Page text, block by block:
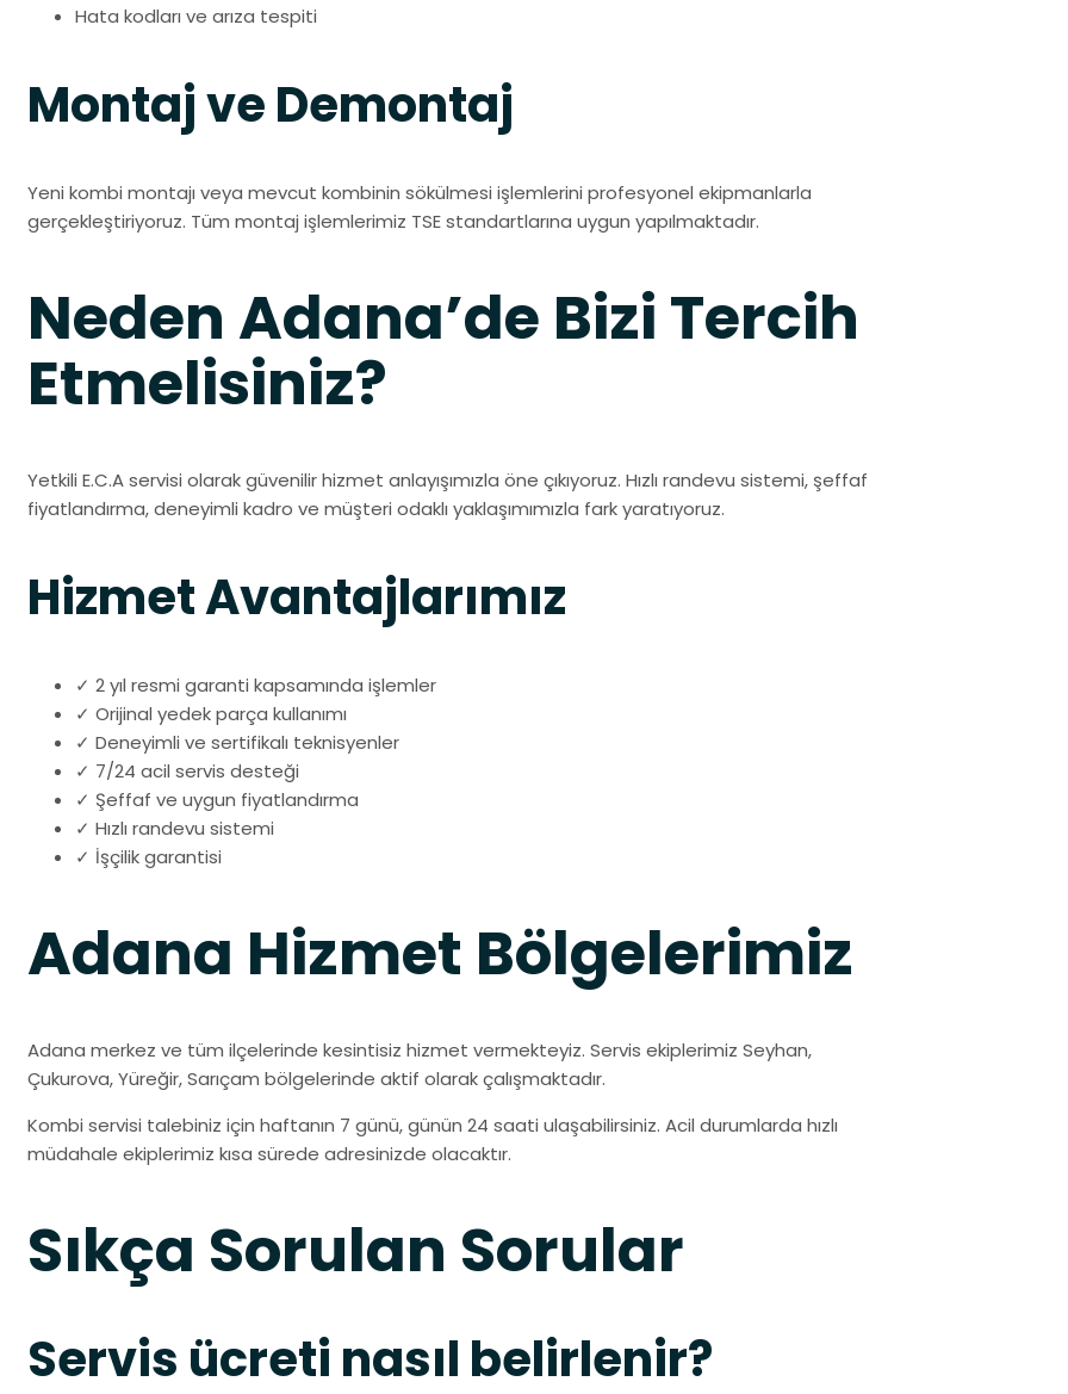
Hata kodları ve arıza tespiti
Montaj ve Demontaj
Yeni kombi montajı veya mevcut kombinin sökülmesi işlemlerini profesyonel ekipmanlarla
gerçekleştiriyoruz. Tüm montaj işlemlerimiz TSE standartlarına uygun yapılmaktadır.
Neden Adana’de Bizi Tercih
Etmelisiniz?
Yetkili E.C.A servisi olarak güvenilir hizmet anlayışımızla öne çıkıyoruz. Hızlı randevu sistemi, şeffaf
fiyatlandırma, deneyimli kadro ve müşteri odaklı yaklaşımımızla fark yaratıyoruz.
Hizmet Avantajlarımız
✓ 2 yıl resmi garanti kapsamında işlemler
✓ Orijinal yedek parça kullanımı
✓ Deneyimli ve sertifikalı teknisyenler
✓ 7/24 acil servis desteği
✓ Şeffaf ve uygun fiyatlandırma
✓ Hızlı randevu sistemi
✓ İşçilik garantisi
Adana Hizmet Bölgelerimiz
Adana merkez ve tüm ilçelerinde kesintisiz hizmet vermekteyiz. Servis ekiplerimiz Seyhan,
Çukurova, Yüreğir, Sarıçam bölgelerinde aktif olarak çalışmaktadır.
Kombi servisi talebiniz için haftanın 7 günü, günün 24 saati ulaşabilirsiniz. Acil durumlarda hızlı
müdahale ekiplerimiz kısa sürede adresinizde olacaktır.
Sıkça Sorulan Sorular
Servis ücreti nasıl belirlenir?